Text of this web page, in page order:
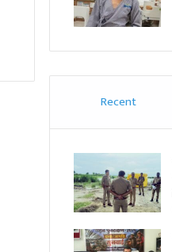
Recent